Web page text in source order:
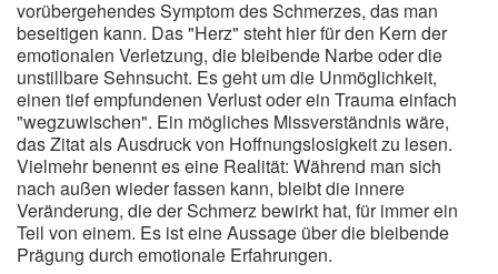
vorübergehendes Symptom des Schmerzes, das man
beseitigen kann. Das "Herz" steht hier für den Kern der
emotionalen Verletzung, die bleibende Narbe oder die
unstillbare Sehnsucht. Es geht um die Unmöglichkeit,
einen tief empfundenen Verlust oder ein Trauma einfach
"wegzuwischen". Ein mögliches Missverständnis wäre,
das Zitat als Ausdruck von Hoffnungslosigkeit zu lesen.
Vielmehr benennt es eine Realität: Während man sich
nach außen wieder fassen kann, bleibt die innere
Veränderung, die der Schmerz bewirkt hat, für immer ein
Teil von einem. Es ist eine Aussage über die bleibende
Prägung durch emotionale Erfahrungen.